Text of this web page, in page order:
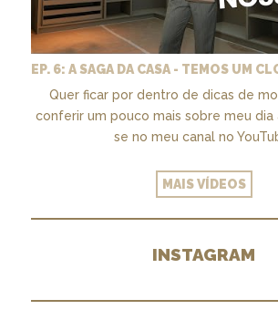
Quer ficar por dentro de dicas de
conferir um pouco mais sobre meu dia
se no meu canal no
MAIS VÍDEOS
INSTAGRAM